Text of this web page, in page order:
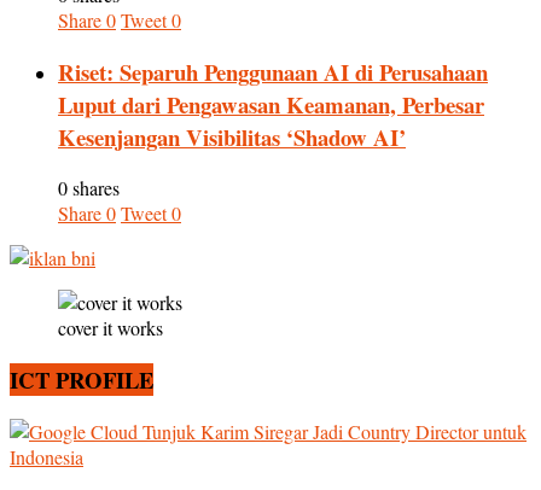
Share0Tweet0
Riset: Separuh Penggunaan AI di Perusahaan
Luput dari Pengawasan Keamanan, Perbesar
Kesenjangan Visibilitas ‘Shadow AI’
0 shares
Share0Tweet0
cover it works
ICT PROFILE